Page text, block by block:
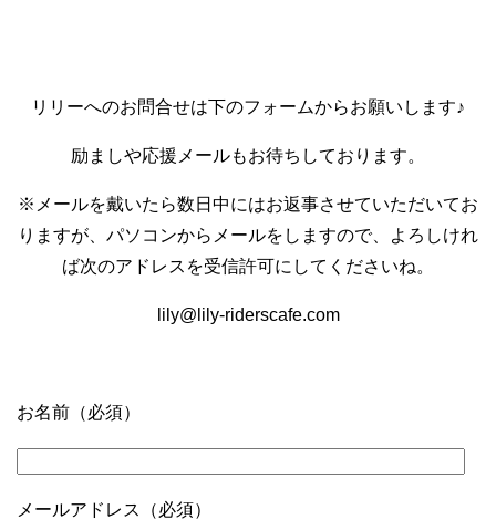
リリーへのお問合せは下のフォームからお願いします♪
励ましや応援メールもお待ちしております。
※メールを戴いたら数日中にはお返事させていただいてお
りますが、パソコンからメールをしますので、よろしけれ
ば次のアドレスを受信許可にしてくださいね。
lily@lily-riderscafe.com
お名前（必須）
メールアドレス（必須）